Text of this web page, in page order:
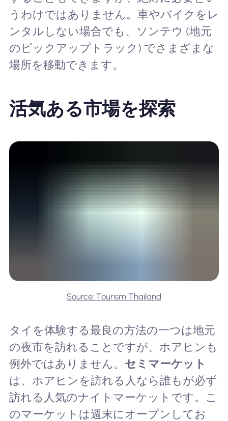
うわけではありません。車やバイクをレ
ンタルしない場合でも、ソンテウ (地元
のピックアップトラック) でさまざまな
場所を移動できます。
活気ある市場を探索
Source: Tourism Thailand
タイを体験する最良の方法の一つは地元
の夜市を訪れることですが、ホアヒンも
例外ではありません。 セミマーケット
は、ホアヒンを訪れる人なら誰もが必ず
訪れる人気のナイトマーケットです。こ
のマーケットは週末にオープンしてお